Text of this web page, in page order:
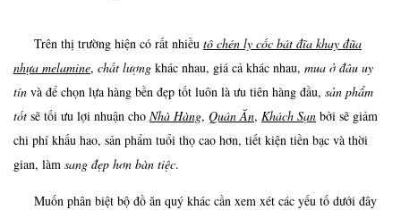
Trên thị trường hiện có rất nhiều tô chén ly cốc bát đĩa khay đũa
nhựa melamine, chất lượng khác nhau, giá cả khác nhau, mua ở đâu uy
tín và để chọn lựa hàng bền đẹp tốt luôn là ưu tiên hàng đầu, sản phẩm
tốt sẽ tối ưu lợi nhuận cho Nhà Hàng, Quán Ăn, Khách Sạn bởi sẽ giảm
chi phí khấu hao, sản phẩm tuổi thọ cao hơn, tiết kiện tiền bạc và thời
gian, làm sang đẹp hơn bàn tiệc.
Muốn phân biệt bộ đồ ăn quý khác cần xem xét các yếu tố dưới đây